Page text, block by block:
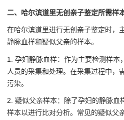
二、哈尔滨道里无创亲子鉴定所需样
在哈尔滨道里进行无创亲子鉴定时，
静脉血样和疑似父亲的样本。
1. 孕妇静脉血样：作为主要检测样本
人员的采集和处理。在采集过程中，
污染。
2. 疑似父亲样本：除了孕妇的静脉血
样本以进行比对分析。常见的疑似父